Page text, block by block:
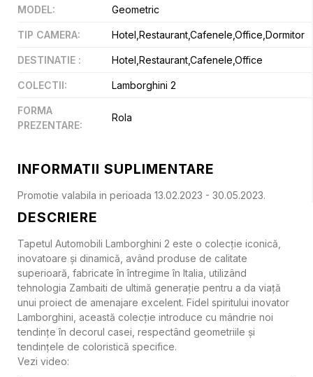
DESCRIERE
Tapetul Automobili Lamborghini 2 este o colecție iconică,
inovatoare și dinamică, având produse de calitate
superioară, fabricate în întregime în Italia, utilizând
tehnologia Zambaiti de ultimă generație pentru a da viață
unui proiect de amenajare excelent. Fidel spiritului inovator
Lamborghini, această colecție introduce cu mândrie noi
tendințe în decorul casei, respectând geometriile și
tendințele de coloristică specifice.
Vezi video:
MODEL: Geometric
TIP CAMERA: Hotel,Restaurant,Cafenele,Office,Dormitor
DESTINATIE : Hotel,Restaurant,Cafenele,Office
COLECTII: Lamborghini 2
FORMA
PREZENTARE:
Rola
INFORMATII SUPLIMENTARE
Promotie valabila in perioada 13.02.2023 - 30.05.2023.